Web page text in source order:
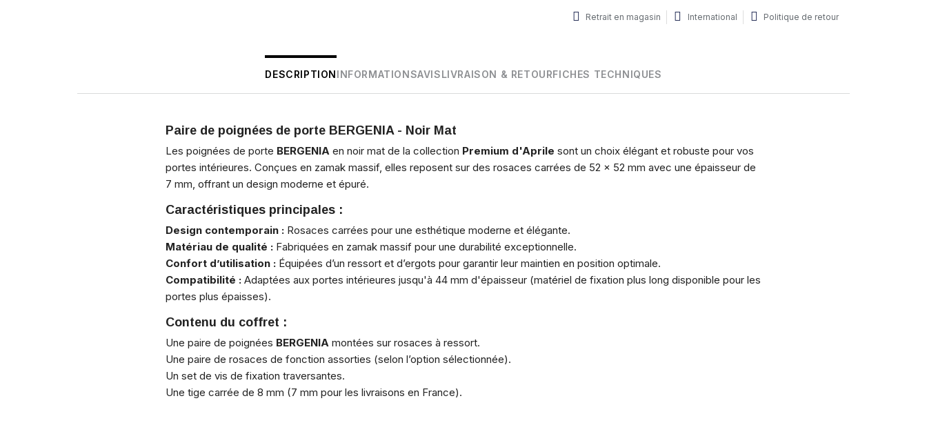
Retrait en magasin International Politique de retour
DESCRIPTIONINFORMATIONSAVISLIVRAISON & RETOURFICHES TECHNIQUES
Paire de poignées de porte BERGENIA - Noir Mat
Les poignées de porte BERGENIA en noir mat de la collection Premium d'Aprile sont un choix élégant et robuste pour vos
portes intérieures. Conçues en zamak massif, elles reposent sur des rosaces carrées de 52 x 52 mm avec une épaisseur de
7 mm, offrant un design moderne et épuré.
Caractéristiques principales :
Design contemporain : Rosaces carrées pour une esthétique moderne et élégante.
Matériau de qualité : Fabriquées en zamak massif pour une durabilité exceptionnelle.
Confort d’utilisation : Équipées d’un ressort et d’ergots pour garantir leur maintien en position optimale.
Compatibilité : Adaptées aux portes intérieures jusqu'à 44 mm d'épaisseur (matériel de fixation plus long disponible pour les
portes plus épaisses).
Contenu du coffret :
Une paire de poignées BERGENIA montées sur rosaces à ressort.
Une paire de rosaces de fonction assorties (selon l’option sélectionnée).
Un set de vis de fixation traversantes.
Une tige carrée de 8 mm (7 mm pour les livraisons en France).